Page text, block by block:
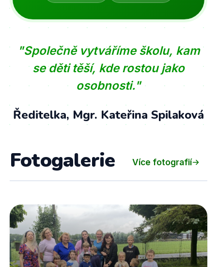
"Společně vytváříme školu, kam
se děti těší, kde rostou jako
osobnosti."
Ředitelka, Mgr. Kateřina Spilaková
Fotogalerie Více fotografií